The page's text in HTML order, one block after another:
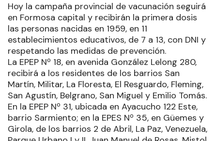
Hoy la campaña provincial de vacunación seguirá
en Formosa capital y recibirán la primera dosis
las personas nacidas en 1959, en 11
establecimientos educativos, de 7 a 13, con DNI y
respetando las medidas de prevención.
La EPEP Nº 18, en avenida González Lelong 280,
recibirá a los residentes de los barrios San
Martín, Militar, La Floresta, El Resguardo, Fleming,
San Agustín, Belgrano, San Miguel y Emilio Tomás.
En la EPEP Nº 31, ubicada en Ayacucho 122 Este,
barrio Sarmiento; en la EPES Nº 35, en Güemes y
Girola, de los barrios 2 de Abril, La Paz, Venezuela,